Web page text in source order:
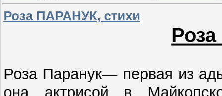
Роза ПАРАНУК, стихи
Роза Паранук— первая из
она актрисой в